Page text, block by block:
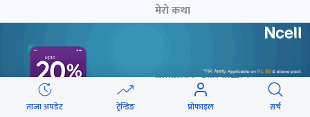
ताजा अपडेट ट्रेन्डिङ प्रोफाइल सर्च
मेरो कथा
युनिकोड टु प्रीति कन्भर्टर
विशेष शृङ्खला अनलाइनखबर